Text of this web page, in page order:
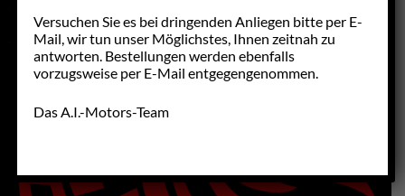
LINKSVersuchen Sie es bei dringenden Anliegen bitte per E-
Mail, wir tun unser Möglichstes, Ihnen zeitnah zu
antworten. Bestellungen werden ebenfalls
vorzugsweise per E-Mail entgegengenommen.
Das A.I.-Motors-Team